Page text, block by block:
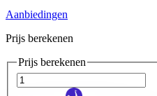
Aanbiedingen
Prijs berekenen
Prijs berekenen